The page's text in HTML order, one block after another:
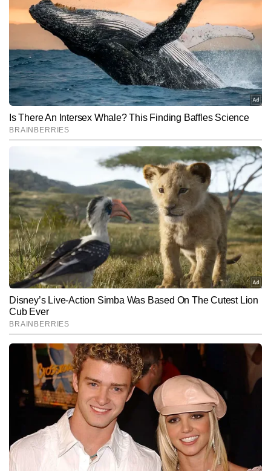
के रूप में काम कर रहे हैं। प्रिंट, टीवी और डिजिटल—तीनों माध्यमों में कुल
मिलाकर 15 सालों से अधिक का अनुभव उन्हें खबरों को देखने की व्यापक दृष्टि देता
है। ब्रेकिंग न्यूज, लाइव ब्लॉग, स्पेशल स्टोरीज और एक्सप्लेनेर फॉर्मेट पर उनकी
मजबूत पकड़ है। एंगल चुनने की कला, खबरों की गति को समझना और समय पर
सही जानकारी पहुंचाना—ये उनकी सबसे बड़ी खूबियां हैं। अमित अपने करियर में
करीब 20 हजार से अधिक न्यूज आर्टिकल, एनालिसिस और एक्सप्लेनर पब्लिश कर
चुके हैं।
Follow Us:
Subscribe to our daily Newsletter!
SUBMIT